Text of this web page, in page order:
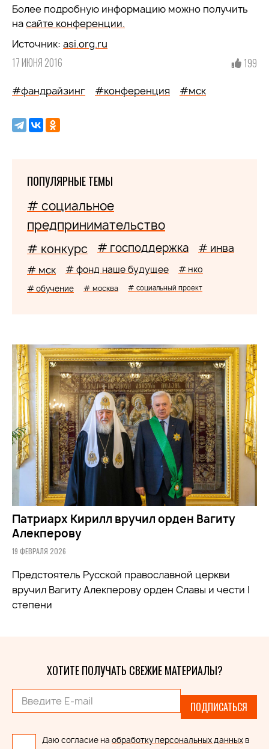
Более подробную информацию можно получить
насайте конференции.
Источник: asi.org.ru
17 ИЮНЯ 2016 199
#фандрайзинг #конференция #мск
ПОПУЛЯРНЫЕ ТЕМЫ
# социальное
предпринимательство
# конкурс # господдержка # инва
# мск # фонд наше будущее # нко
# обучение # москва # социальный проект
Патриарх Кирилл вручил орден Вагиту
Алекперову
19 ФЕВРАЛЯ 2026
Предстоятель Русской православной церкви
вручил Вагиту Алекперову орден Славы и чести I
степени
ХОТИТЕ ПОЛУЧАТЬ СВЕЖИЕ МАТЕРИАЛЫ?
ПОДПИСАТЬСЯ
Даю согласие на обработку персональных данных в